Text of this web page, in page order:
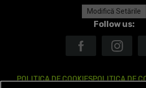
Modifică Setările
Follow us:
POLITICA DE COOKIESPOLITICA DE